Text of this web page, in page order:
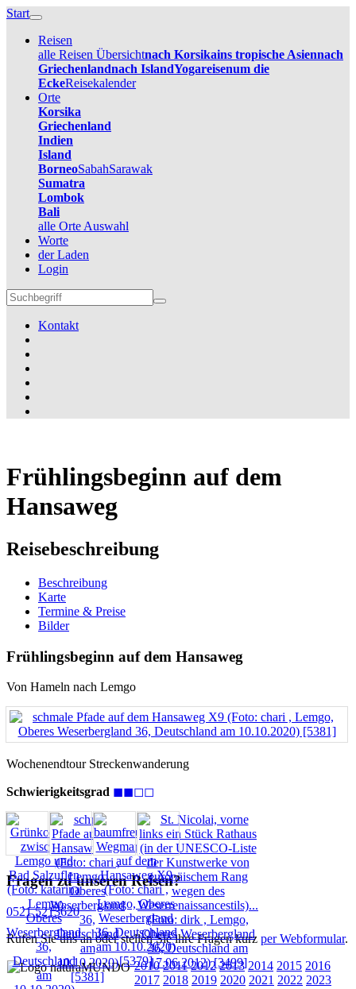
Start
Reisen
alle Reisen Übersichtnach Korsikains tropische Asiennach
Griechenlandnach IslandYogareisenum die
EckeReisekalender
Orte
Korsika
Griechenland
Indien
Island
BorneoSabahSarawak
Sumatra
Lombok
Bali
alle Orte Auswahl
Worte
der Laden
Login
Kontakt
Frühlingsbeginn auf dem
Hansaweg
Reisebeschreibung
Beschreibung
Karte
Termine & Preise
Bilder
Frühlingsbeginn auf dem Hansaweg
Von Hameln nach Lemgo
WochenendtourStreckenwanderung
Schwierigkeitsgrad ◼◼◻◻
Fragen zu unseren Reisen?
0521 5213620
Rufen Sie uns an oder stellen Sie ihre Fragen kurz per Webformular.
2010 2011 2012 2013 2014 2015 2016
2017 2018 2019 2020 2021 2022 2023